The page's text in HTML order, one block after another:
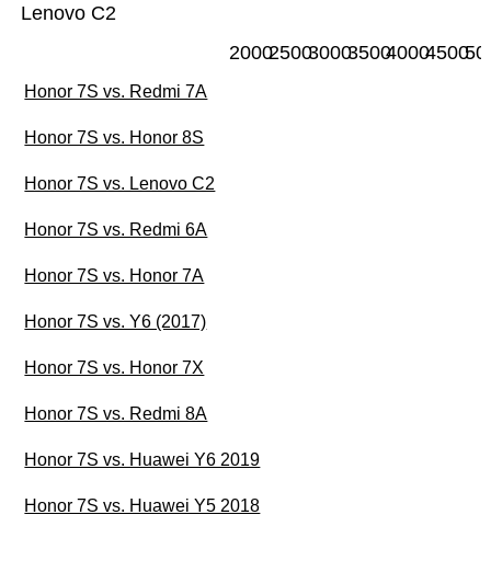
Lenovo C2
200025003000350040004500
Honor 7S vs. Redmi 7A
Honor 7S vs. Honor 8S
Honor 7S vs. Lenovo C2
Honor 7S vs. Redmi 6A
Honor 7S vs. Honor 7A
Honor 7S vs. Y6 (2017)
Honor 7S vs. Honor 7X
Honor 7S vs. Redmi 8A
Honor 7S vs. Huawei Y6 2019
Honor 7S vs. Huawei Y5 2018